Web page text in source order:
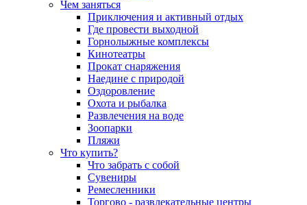
Чем заняться
Приключения и активный отдых
Где провести выходной
Горнолыжные комплексы
Кинотеатры
Прокат снаряжения
Наедине с природой
Оздоровление
Охота и рыбалка
Развлечения на воде
Зоопарки
Пляжи
Что купить?
Что забрать с собой
Сувениры
Ремесленники
Торгово - развлекательные центры